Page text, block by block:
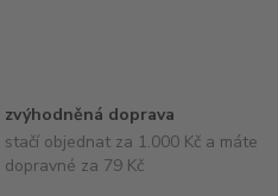
zvýhodněná doprava
stačí objednat za 1.000 Kč a máte
dopravné za 79 Kč